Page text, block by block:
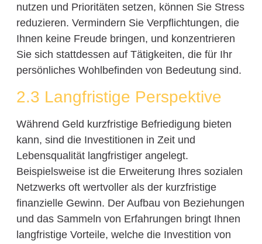
nutzen und Prioritäten setzen, können Sie Stress
reduzieren. Vermindern Sie Verpflichtungen, die
Ihnen keine Freude bringen, und konzentrieren
Sie sich stattdessen auf Tätigkeiten, die für Ihr
persönliches Wohlbefinden von Bedeutung sind.
2.3 Langfristige Perspektive
Während Geld kurzfristige Befriedigung bieten
kann, sind die Investitionen in Zeit und
Lebensqualität langfristiger angelegt.
Beispielsweise ist die Erweiterung Ihres sozialen
Netzwerks oft wertvoller als der kurzfristige
finanzielle Gewinn. Der Aufbau von Beziehungen
und das Sammeln von Erfahrungen bringt Ihnen
langfristige Vorteile, welche die Investition von